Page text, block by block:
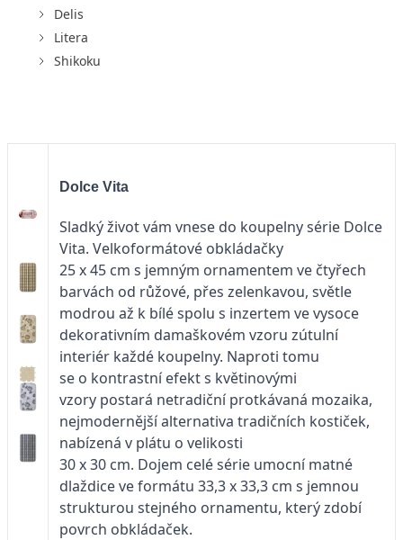
Delis
Litera
Shikoku
Dolce Vita
Sladký život vám vnese do koupelny série Dolce
Vita. Velkoformátové obkládačky
25 x 45 cm s jemným ornamentem ve čtyřech
barvách od růžové, přes zelenkavou, světle
modrou až k bílé spolu s inzertem ve vysoce
dekorativním damaškovém vzoru zútulní
interiér každé koupelny. Naproti tomu
se o kontrastní efekt s květinovými
vzory postará netradiční protkávaná mozaika,
nejmodernější alternativa tradičních kostiček,
nabízená v plátu o velikosti
30 x 30 cm. Dojem celé série umocní matné
dlaždice ve formátu 33,3 x 33,3 cm s jemnou
strukturou stejného ornamentu, který zdobí
povrch obkládaček.